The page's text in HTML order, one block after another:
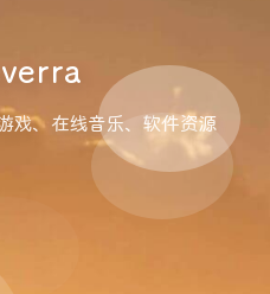
戏、在线音乐、软件资源